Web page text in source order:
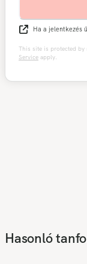
Ha a jelentkezés
This site is protected by
Service apply.
Hasonló